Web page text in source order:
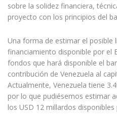
sobre la solidez financiera,
proyecto con los principios del
Una forma de estimar el posible
financiamiento disponible por el
fondos que hará disponible el
contribución de Venezuela al
Actualmente, Venezuela tiene
por lo que pudiésemos estimar
los USD 12 millardos